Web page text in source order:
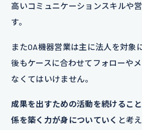
高いコミュニケーションスキルや
す。
またOA機器営業は主に法人を対象
後もケースに合わせてフォローや
なくてはいけません。
成果を出すための活動を続けるこ
係を築く力が身についていく と考